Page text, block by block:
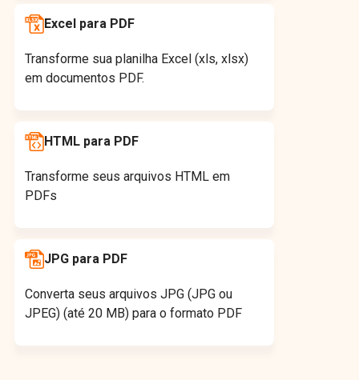
Excel para PDF
Transforme sua planilha Excel (xls, xlsx)
em documentos PDF.
HTML para PDF
Transforme seus arquivos HTML em
PDFs
JPG para PDF
Converta seus arquivos JPG (JPG ou
JPEG) (até 20 MB) para o formato PDF